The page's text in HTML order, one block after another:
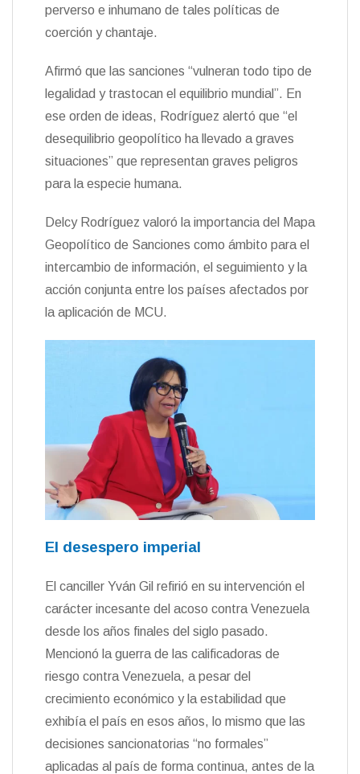
perverso e inhumano de tales políticas de
coerción y chantaje.
Afirmó que las sanciones “vulneran todo tipo de
legalidad y trastocan el equilibrio mundial”. En
ese orden de ideas, Rodríguez alertó que “el
desequilibrio geopolítico ha llevado a graves
situaciones” que representan graves peligros
para la especie humana.
Delcy Rodríguez valoró la importancia del Mapa
Geopolítico de Sanciones como ámbito para el
intercambio de información, el seguimiento y la
acción conjunta entre los países afectados por
la aplicación de MCU.
El desespero imperial
El canciller Yván Gil refirió en su intervención el
carácter incesante del acoso contra Venezuela
desde los años finales del siglo pasado.
Mencionó la guerra de las calificadoras de
riesgo contra Venezuela, a pesar del
crecimiento económico y la estabilidad que
exhibía el país en esos años, lo mismo que las
decisiones sancionatorias “no formales”
aplicadas al país de forma continua, antes de la